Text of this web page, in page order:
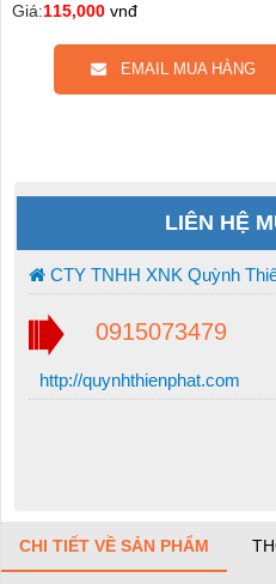
Giá:115,000 vnđ
EMAIL MUA HÀNG
LIÊN HỆ
CTY TNHH XNK Quỳnh
0915073479
http://quynhthienphat.com
CHI TIẾT VỀ SẢN PHẨM